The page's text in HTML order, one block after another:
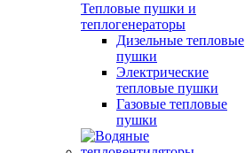
Тепловые пушки и
теплогенераторы
Дизельные тепловые
пушки
Электрические
тепловые пушки
Газовые тепловые
пушки